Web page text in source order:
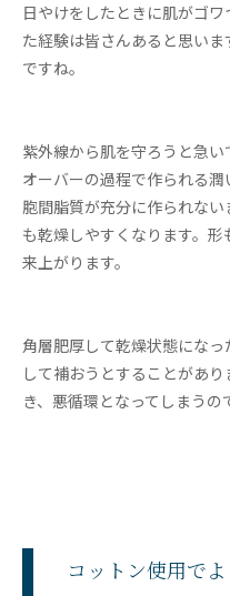
日やけをしたときに肌がゴ
た経験は皆さんあると思い
ですね。
紫外線から肌を守ろうと急
オーバーの過程で作られる
胞間脂質が充分に作られな
も乾燥しやすくなります。
来上がります。
角層肥厚して乾燥状態にな
して補おうとすることがあ
き、悪循環となってしまうの
コットン使用で